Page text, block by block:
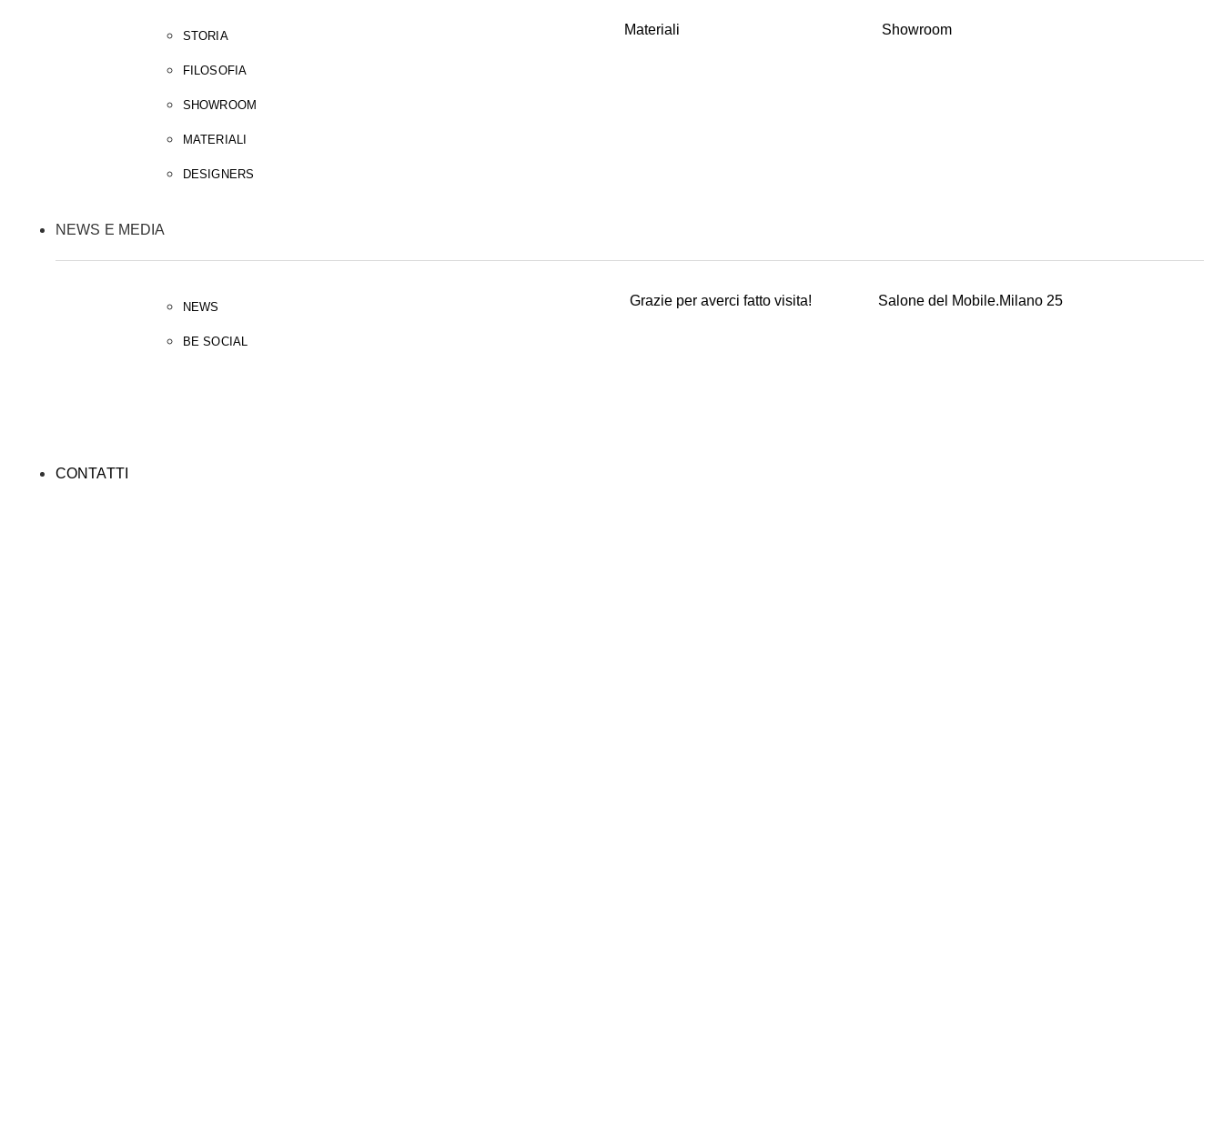
STORIA
FILOSOFIA
SHOWROOM
MATERIALI
DESIGNERS
Materiali Showroom
NEWS E MEDIA
NEWS
BE SOCIAL
Grazie per averci fatto visita! Salone del Mobile.Milano 25
CONTATTI